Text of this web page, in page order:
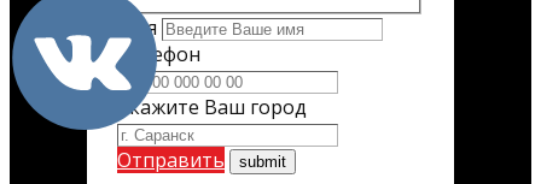
Имя
Телефон
Укажите Ваш город
Отправить